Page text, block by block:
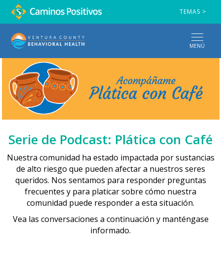
TEMAS >
MENÚ
Serie de Podcast: Plática con Café
Nuestra comunidad ha estado impactada por sustancias
de alto riesgo que pueden afectar a nuestros seres
queridos. Nos sentamos para responder preguntas
frecuentes y para platicar sobre cómo nuestra
comunidad puede responder a esta situación.
Vea las conversaciones a continuación y manténgase
informado.